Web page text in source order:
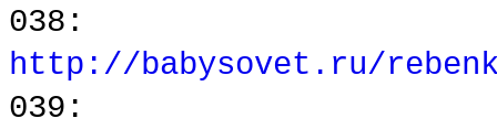
038:
http://babysovet.ru/
039: